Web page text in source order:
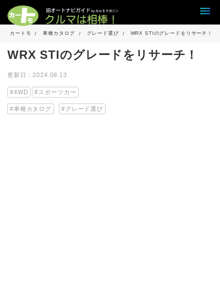
カートモ 車種カタログ グレード選び WRX STIのグレードをリサーチ！
WRX STIのグレードをリサーチ！
更新日：2024.08.13
4WD スポーツカー
車種カタログ グレード選び